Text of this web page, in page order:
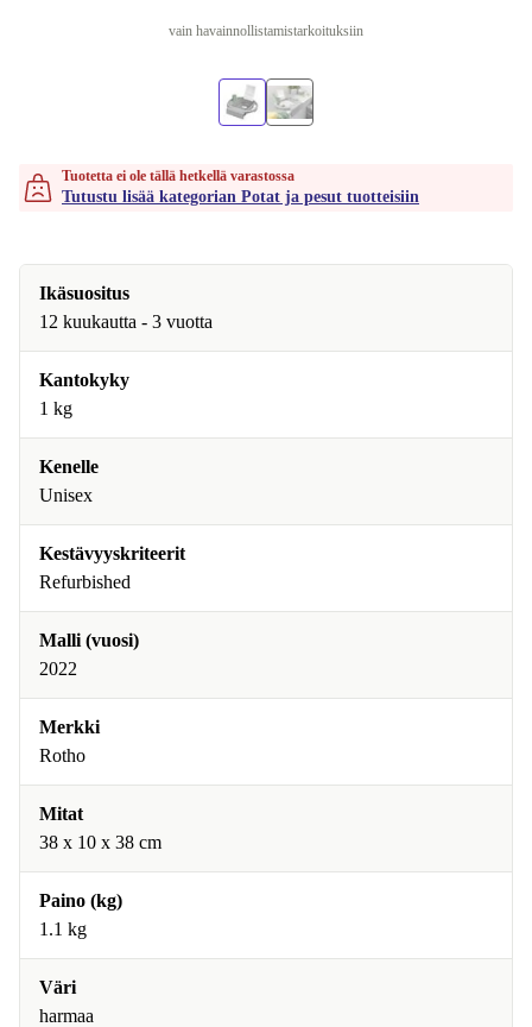
vain havainnollistamistarkoituksiin
Tuotetta ei ole tällä hetkellä varastossa
Tutustu lisää kategorian Potat ja pesut tuotteisiin
Ikäsuositus
12 kuukautta - 3 vuotta
Kantokyky
1 kg
Kenelle
Unisex
Kestävyyskriteerit
Refurbished
Malli (vuosi)
2022
Merkki
Rotho
Mitat
38 x 10 x 38 cm
Paino (kg)
1.1 kg
Väri
harmaa